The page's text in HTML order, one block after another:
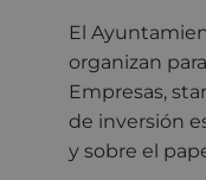
El
organizan
Empresas,
de inversión
y sobre el